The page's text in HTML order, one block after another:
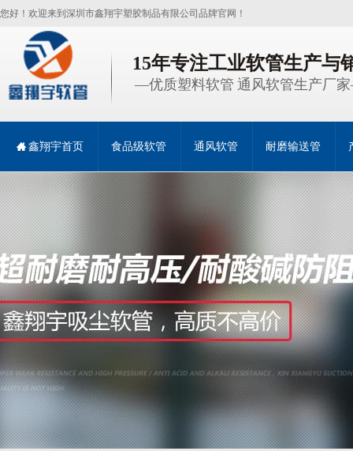
您好！欢迎来到深圳市鑫翔宇塑胶制品有限公司品牌官网！
15年专注工业软管生产与
—优质塑料软管 通风软管生产厂
鑫翔宇首页 食品级软管 通风软管 耐磨输送管